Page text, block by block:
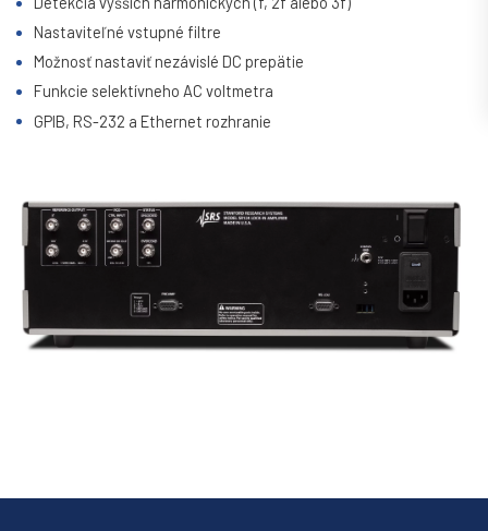
Nastaviteľné vstupné filtre
Možnosť nastaviť nezávislé DC prepätie
Funkcie selektívneho AC voltmetra
GPIB, RS-232 a Ethernet rozhranie